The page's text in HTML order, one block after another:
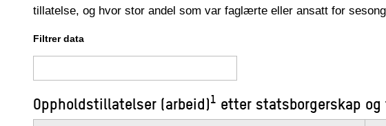
tillatelse, og hvor stor andel som var faglærte eller ansatt for
Filtrer data
Oppholdstillatelser (arbeid)1 etter statsborgerskap